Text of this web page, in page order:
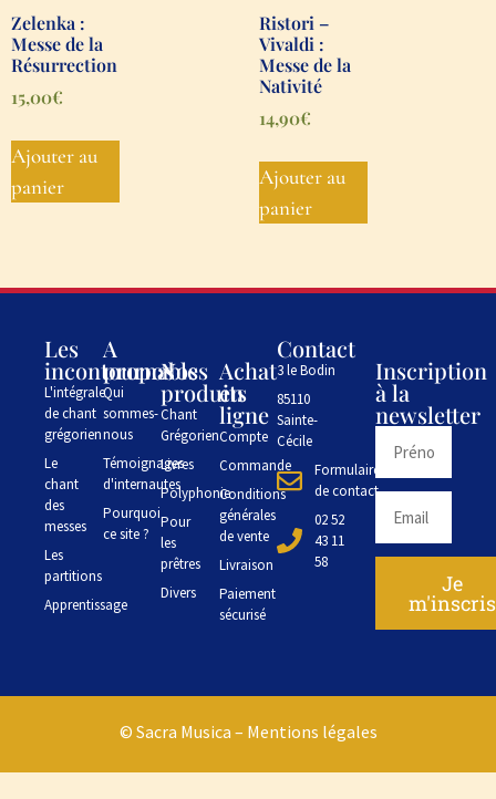
Zelenka :
Messe de la
Résurrection
15,00€
Ajouter au
panier
Ristori –
Vivaldi :
Messe de la
Nativité
14,90€
Ajouter au
panier
Les
incontournables
L'intégrale
de chant
grégorien
Le
chant
des
messes
Les
partitions
Apprentissage
A
propos
Qui
sommes-
nous
Témoignages
d'internautes
Pourquoi
ce site ?
Nos
produits
Chant
Grégorien
Livres
Polyphonie
Pour
les
prêtres
Divers
Achat
en
ligne
Compte
Commande
Conditions
générales
de vente
Livraison
Paiement
sécurisé
Contact
3 le Bodin
85110
Sainte-
Cécile
Formulaire
de contact
02 52
43 11
58
Inscription
à la
newsletter
Je
m'inscris
© Sacra Musica – Mentions légales